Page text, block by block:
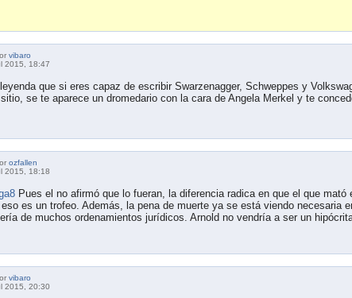
vibaro
2015, 18:47
que si eres capaz de escribir Swarzenagger, Schweppes y
se te aparece un dromedario con la cara de Angela Merkel y te
ozfallen
2015, 18:18
Pues el no afirmó que lo fueran, la diferencia radica en que el que
es un trofeo. Además, la pena de muerte ya se está viendo necesaria
de muchos ordenamientos jurídicos. Arnold no vendría a ser un
vibaro
2015, 20:30